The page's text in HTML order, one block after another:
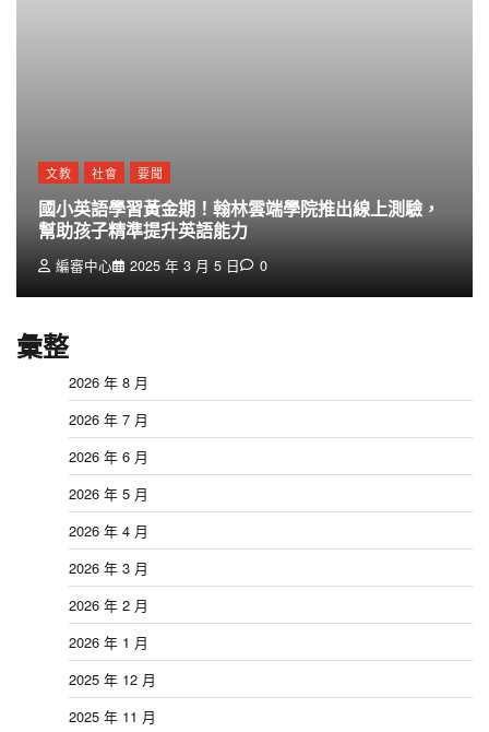
文教 社會 要聞
國小英語學習黃金期！翰林雲端學院推出線上測驗，
幫助孩子精準提升英語能力
編審中心 2025 年 3 月 5 日 0
彙整
2026 年 8 月
2026 年 7 月
2026 年 6 月
2026 年 5 月
2026 年 4 月
2026 年 3 月
2026 年 2 月
2026 年 1 月
2025 年 12 月
2025 年 11 月